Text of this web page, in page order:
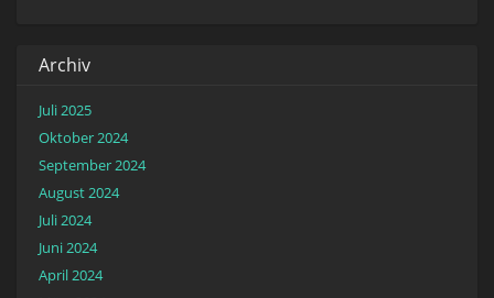
Archiv
Juli 2025
Oktober 2024
September 2024
August 2024
Juli 2024
Juni 2024
April 2024